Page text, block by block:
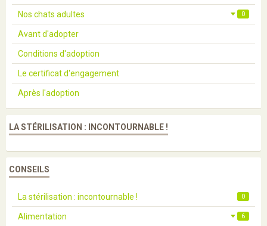
Nos chats adultes 0
Avant d'adopter
Conditions d'adoption
Le certificat d'engagement
Après l'adoption
LA STÉRILISATION : INCONTOURNABLE !
CONSEILS
La stérilisation : incontournable ! 0
Alimentation 6